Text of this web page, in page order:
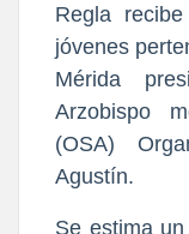
Regla
jóvenes
Mérida
Arzobispo
(OSA)
Agustín.
Se estima